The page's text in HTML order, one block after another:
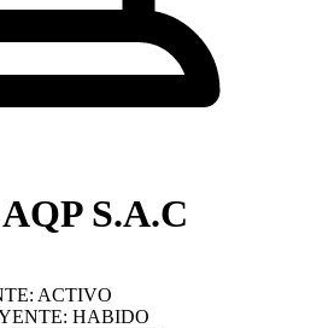
S.A.C
ACTIVO
HABIDO